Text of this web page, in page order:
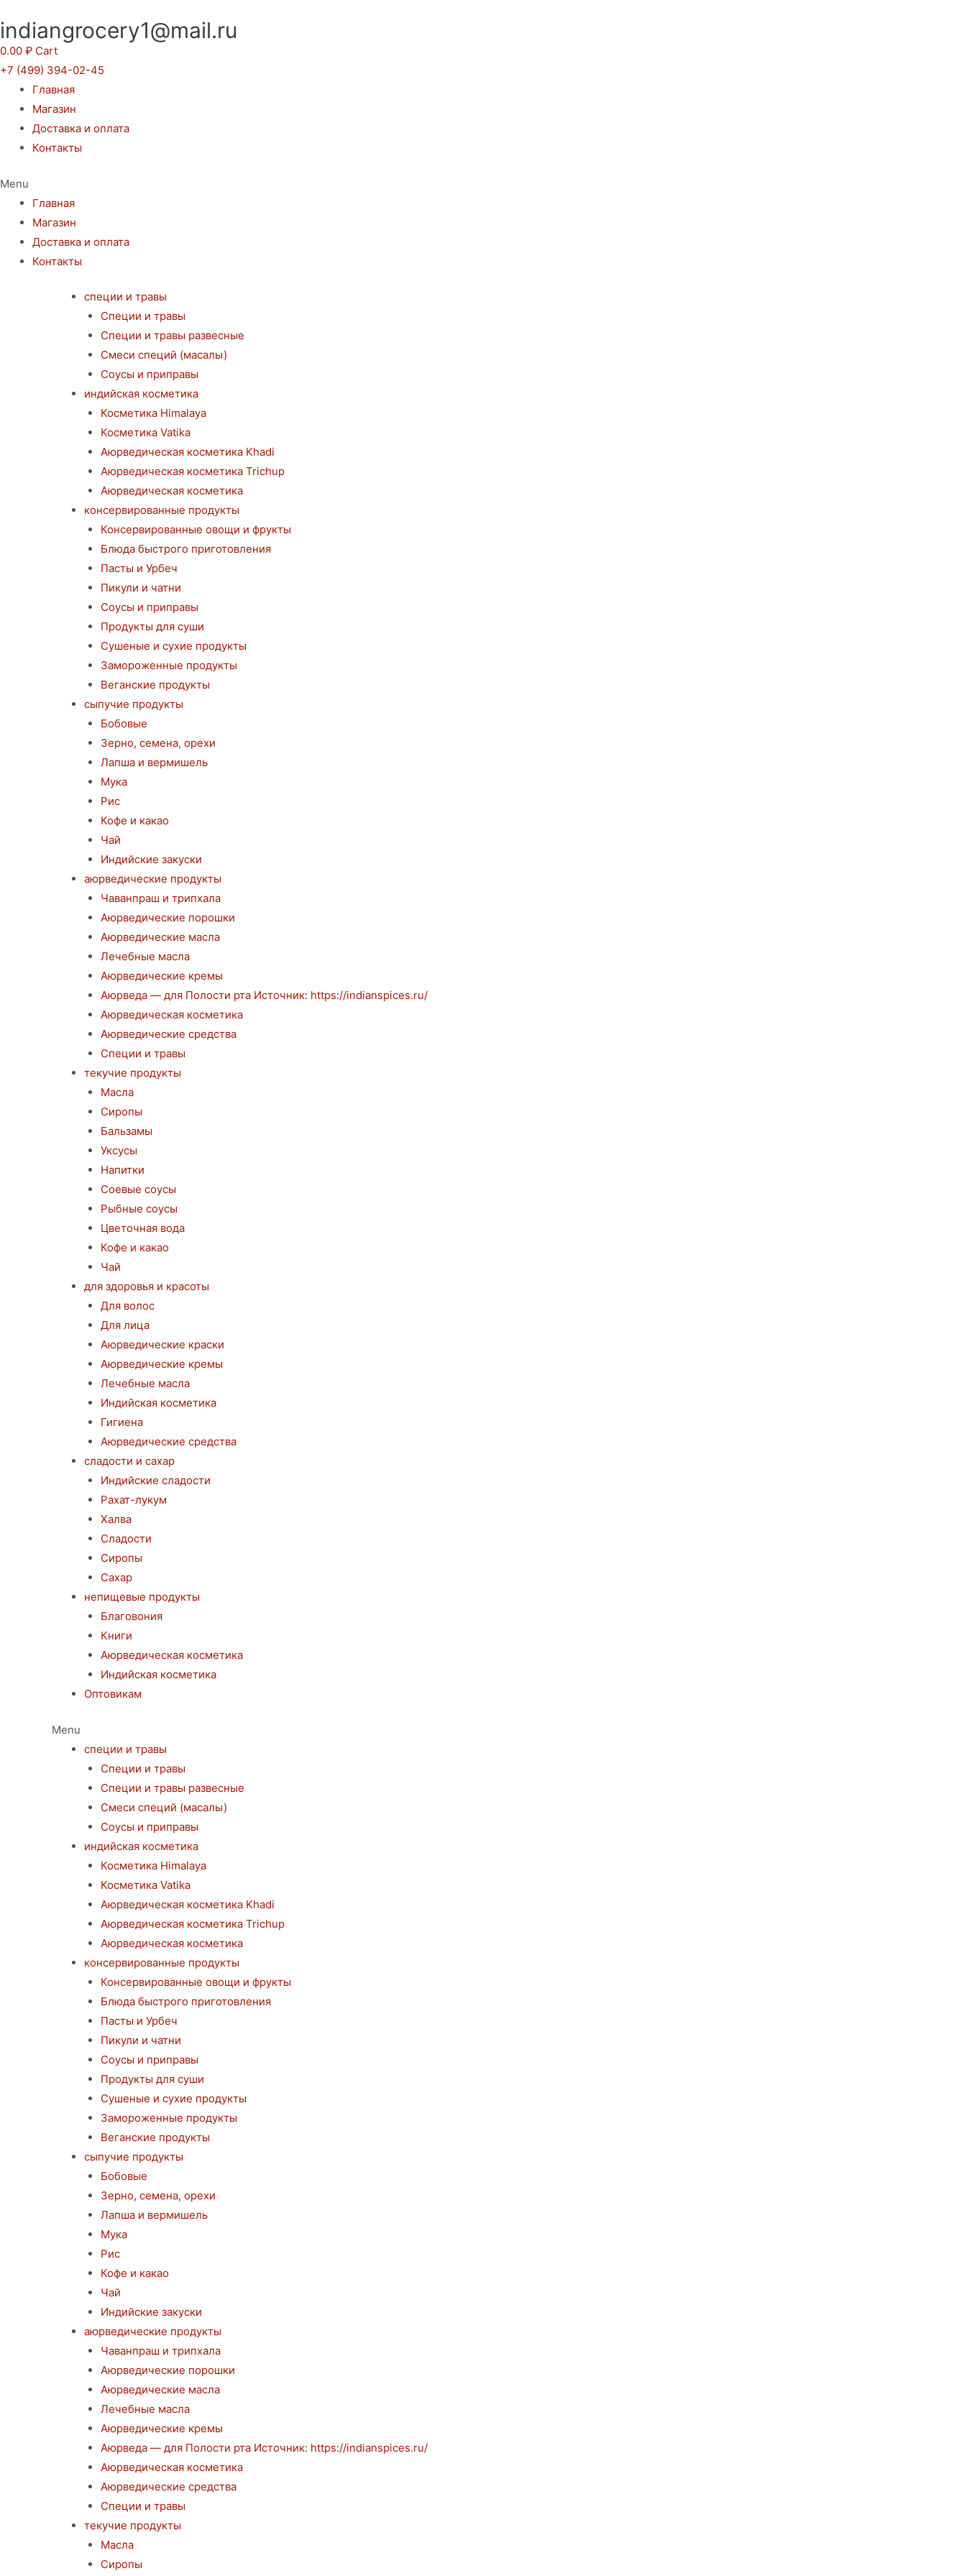
к
содержимому
indiangrocery1@mail.ru
0.00 ₽ Cart
+7 (499) 394-02-45
Главная
Магазин
Доставка и оплата
Контакты
Menu
Главная
Магазин
Доставка и оплата
Контакты
специи и травы
Специи и травы
Специи и травы развесные
Смеси специй (масалы)
Соусы и приправы
индийская косметика
Косметика Himalaya
Косметика Vatika
Аюрведическая коcметика Khadi
Аюрведическая коcметика Trichup
Аюрведическая косметика
консервированные продукты
Консервированные овощи и фрукты
Блюда быстрого приготовления
Пасты и Урбеч
Пикули и чатни
Соусы и приправы
Продукты для суши
Сушеные и сухие продукты
Замороженные продукты
Веганские продукты
сыпучие продукты
Бобовые
Зерно, семена, орехи
Лапша и вермишель
Мука
Рис
Кофе и какао
Чай
Индийские закуски
аюрведические продукты
Чаванпраш и трипхала
Аюрведические порошки
Аюрведические масла
Лечебные масла
Аюрведические кремы
Аюрведа — для Полости рта Источник: https://indianspices.ru/
Аюрведическая косметика
Аюрведические средства
Специи и травы
текучие продукты
Масла
Сиропы
Бальзамы
Уксусы
Напитки
Соевые соусы
Рыбные соусы
Цветочная вода
Кофе и какао
Чай
для здоровья и красоты
Для волос
Для лица
Аюрведические краски
Аюрведические кремы
Лечебные масла
Индийская косметика
Гигиена
Аюрведические средства
сладости и сахар
Индийские сладости
Рахат-лукум
Халва
Сладости
Сиропы
Сахар
непищевые продукты
Благовония
Книги
Аюрведическая косметика
Индийская косметика
Оптовикам
Menu
специи и травы
Специи и травы
Специи и травы развесные
Смеси специй (масалы)
Соусы и приправы
индийская косметика
Косметика Himalaya
Косметика Vatika
Аюрведическая коcметика Khadi
Аюрведическая коcметика Trichup
Аюрведическая косметика
консервированные продукты
Консервированные овощи и фрукты
Блюда быстрого приготовления
Пасты и Урбеч
Пикули и чатни
Соусы и приправы
Продукты для суши
Сушеные и сухие продукты
Замороженные продукты
Веганские продукты
сыпучие продукты
Бобовые
Зерно, семена, орехи
Лапша и вермишель
Мука
Рис
Кофе и какао
Чай
Индийские закуски
аюрведические продукты
Чаванпраш и трипхала
Аюрведические порошки
Аюрведические масла
Лечебные масла
Аюрведические кремы
Аюрведа — для Полости рта Источник: https://indianspices.ru/
Аюрведическая косметика
Аюрведические средства
Специи и травы
текучие продукты
Масла
Сиропы